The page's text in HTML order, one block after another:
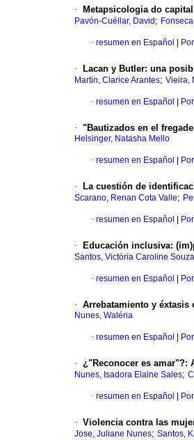
· Metapsicologia do capital
Pavón-Cuéllar, David ;
· resumen en Español
· Lacan y Butler: una
Martin, Clarice Arantes; Vieira,
· resumen en Español
· "Bautizados en el
Helsinger, Natasha Mello
· resumen en Español
· La cuestión de
Scarano, Renan Cota Valle;
· resumen en Español
· Educación inclusiva:
Santos, Victória Caroline
· resumen en Español
· Arrebatamiento y éxtasis
Nunes, Waléria
· resumen en Español
· ¿"Reconocer es amar"?:
Nunes, Isadora Elaine Sales;
· resumen en Español
· Violencia contra las
Jose, Juliane Nunes; Santos,